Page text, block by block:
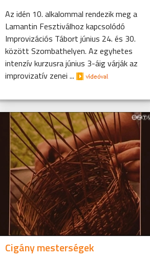
Az idén 10. alkalommal rendezik meg a
Lamantin Fesztiválhoz kapcsolódó
Improvizációs Tábort június 24. és 30.
között Szombathelyen. Az egyhetes
intenzív kurzusra június 3-áig várják az
improvizatív zenei ...
Cigány mesterségek